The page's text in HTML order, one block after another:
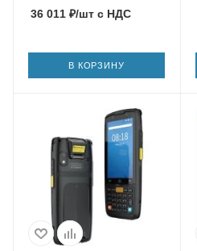
36 011 ₽/шт с НДС
В КОРЗИНУ